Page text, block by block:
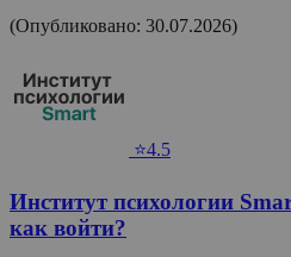
(Опубликовано: 30.07.2026)
⭐4.5
Институт психологии
как войти?